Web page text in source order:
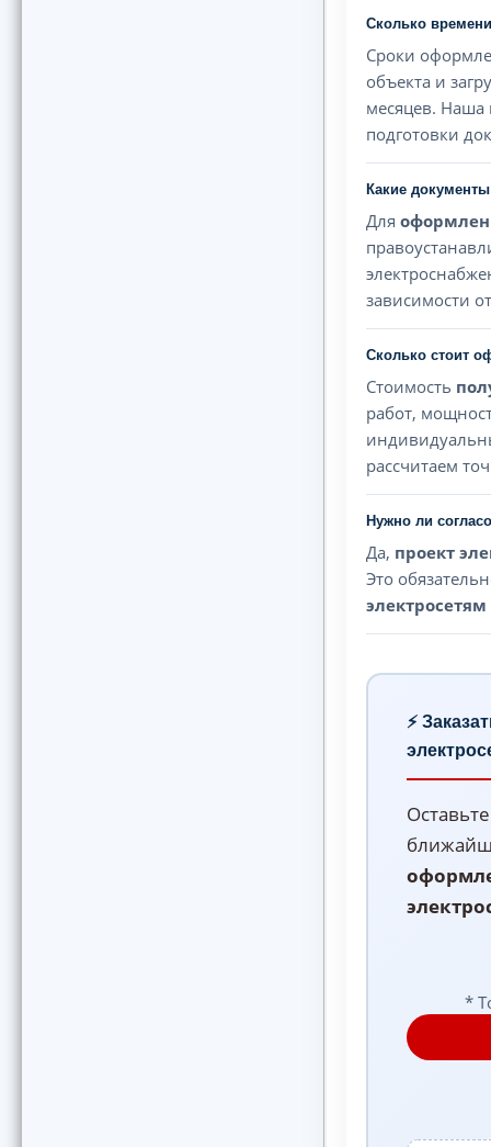
Сколько
Сроки
объекта и
месяцев. Наша
подготовки
Какие
Для
зависимости
Сколько стоит
Стоимость
работ,
рассчитаем
Нужно ли
Да, проект
Это
электросетям
⚡
*